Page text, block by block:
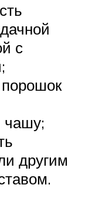
с
чашу;
другим